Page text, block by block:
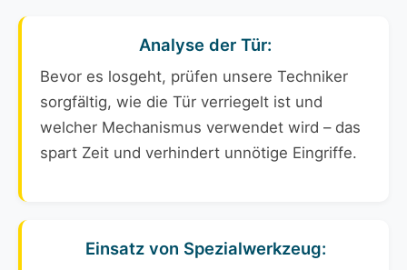
Analyse der Tür:
Bevor es losgeht, prüfen unsere Techniker
sorgfältig, wie die Tür verriegelt ist und
welcher Mechanismus verwendet wird – das
spart Zeit und verhindert unnötige Eingriffe.
Einsatz von Spezialwerkzeug: